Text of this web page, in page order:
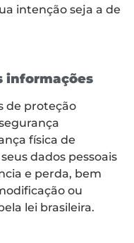
intenção seja a de
informações
de proteção
física de
dados pessoais
e perda, bem
ou
lei brasileira.